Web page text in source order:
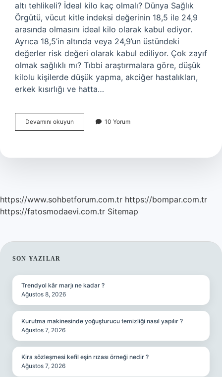
altı tehlikeli? İdeal kilo kaç olmalı? Dünya Sağlık
Örgütü, vücut kitle indeksi değerinin 18,5 ile 24,9
arasında olmasını ideal kilo olarak kabul ediyor.
Ayrıca 18,5’in altında veya 24,9’un üstündeki
değerler risk değeri olarak kabul ediliyor. Çok zayıf
olmak sağlıklı mı? Tıbbi araştırmalara göre, düşük
kilolu kişilerde düşük yapma, akciğer hastalıkları,
erkek kısırlığı ve hatta…
Devamını okuyun
Zayıf
Olur
10 Yorum
https://www.sohbetforum.com.tr https://bompar.com.tr
https://fatosmodaevi.com.tr Sitemap
SIDEBAR
SON YAZILAR
Trendyol kâr marjı ne kadar ?
Ağustos 8, 2026
Kurutma makinesinde yoğuşturucu temizliği nasıl yapılır ?
Ağustos 7, 2026
Kira sözleşmesi kefil eşin rızası örneği nedir ?
Ağustos 7, 2026